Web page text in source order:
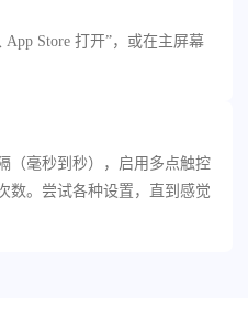
Store 打开”，或在主屏幕
（毫秒到秒），启用多点触控
数。尝试各种设置，直到感觉